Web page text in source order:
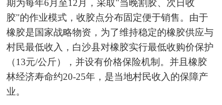
期为每年6月至12月，采取"当晚割胶、次日收
胶"的作业模式，收胶点分布固定便于销售。由于
橡胶是国家战略物资，为了维持稳定的橡胶供应与
村民最低收入，白沙县对橡胶实行最低收购价保护
（13元/公斤），并设有价格保险机制。并且橡胶
林经济寿命约20-25年，是当地村民收入的保障产
业。